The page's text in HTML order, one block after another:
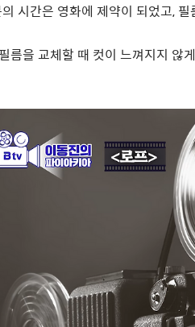
시간은 영화에 제약이 되었고, 필
름을 교체할 때 컷이 느껴지지 않